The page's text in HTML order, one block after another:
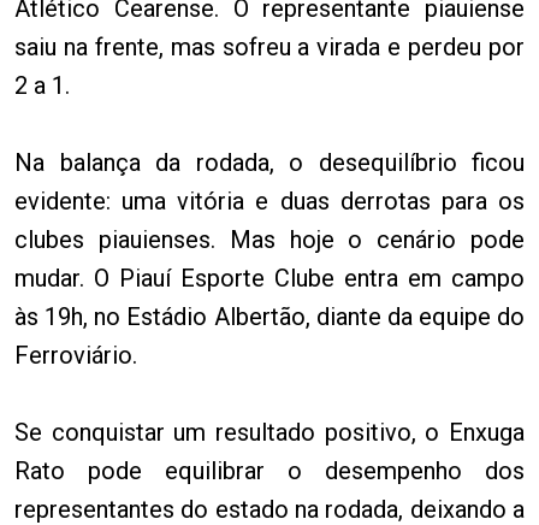
Atlético Cearense. O representante piauiense
saiu na frente, mas sofreu a virada e perdeu por
2 a 1.
Na balança da rodada, o desequilíbrio ficou
evidente: uma vitória e duas derrotas para os
clubes piauienses. Mas hoje o cenário pode
mudar. O Piauí Esporte Clube entra em campo
às 19h, no Estádio Albertão, diante da equipe do
Ferroviário.
Se conquistar um resultado positivo, o Enxuga
Rato pode equilibrar o desempenho dos
representantes do estado na rodada, deixando a